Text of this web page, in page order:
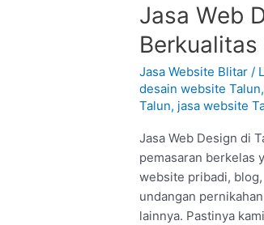
Jasa Web
Berkualitas
Jasa Website Blitar /
desain website Talun,
Talun, jasa website
Jasa Web Design di
pemasaran berkelas
website pribadi,
undangan
lainnya. Pastinya
Jasa
Web
Design
di
Talun
–
:
Murah
Berkualitas
#1